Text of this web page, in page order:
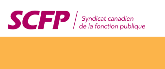
contenu